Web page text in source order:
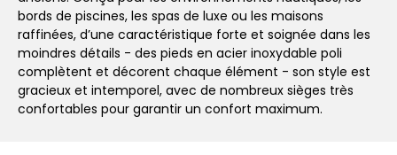
bords de piscines, les spas de luxe ou les maisons
raffinées, d’une caractéristique forte et soignée dans les
moindres détails - des pieds en acier inoxydable poli
complètent et décorent chaque élément - son style est
gracieux et intemporel, avec de nombreux sièges très
confortables pour garantir un confort maximum.